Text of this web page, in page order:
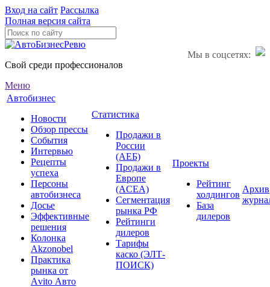
Вход на сайт Рассылка
Полная версия сайта
Мы в соцсетях:
Свой среди профессионалов
Меню
Автобизнес
Новости
Обзор прессы
События
Интервью
Рецепты
успеха
Персоны
автобизнеса
Досье
Эффективные
решения
Колонка
Akzonobel
Практика
рынка от
Аvito Авто
Статистика
Продажи в
России
(АЕБ)
Продажи в
Европе
(ACEA)
Сегментация
рынка РФ
Рейтинги
дилеров
Тарифы
каско (ЭЛТ-
ПОИСК)
Проекты
Рейтинг
холдингов
База
дилеров
Архив